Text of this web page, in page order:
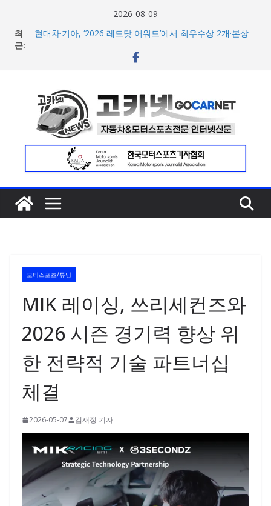
2026-08-09
최
근:
현대차·기아, ‘2026 레드닷 어워드’에서 최우수상 2개·본상
[신차] BMW, 8월 온라인 한정 에디션 3종 출시… 11일
이션 엔진’ 공개
벤틀리서울, 광주 신세계백화점에서 호남지역 최초 브랜드
팝업 오픈
BMW 레이디스 챔피언십 2026, 다양한 티켓 패키지 선보이
며 본격 대회 준비 돌입
모터스포츠/튜닝
MIK 레이싱, 쓰리세컨즈와
2026 시즌 경기력 향상 위
한 전략적 기술 파트너십
체결
2026-05-07 김재정 기자